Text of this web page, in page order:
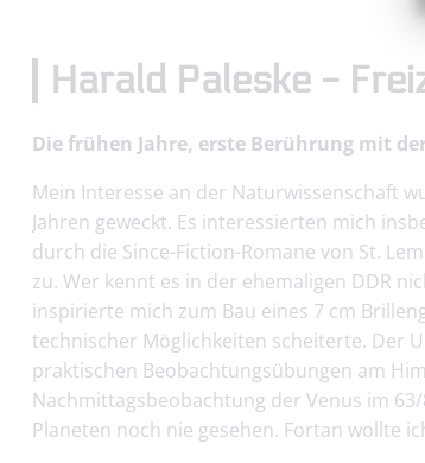
Harald Paleske -
Die frühen Jahre, erste Berührung mit
Mein Interesse an der Naturwissenschaft
Jahren geweckt. Es interessierten mich
durch die Since-Fiction-Romane von St.
zu. Wer kennt es in der ehemaligen DDR
inspirierte mich zum Bau eines 7 cm
technischer Möglichkeiten scheiterte. Der
praktischen Beobachtungsübungen am
Nachmittagsbeobachtung der Venus im
Planeten noch nie gesehen. Fortan wollte